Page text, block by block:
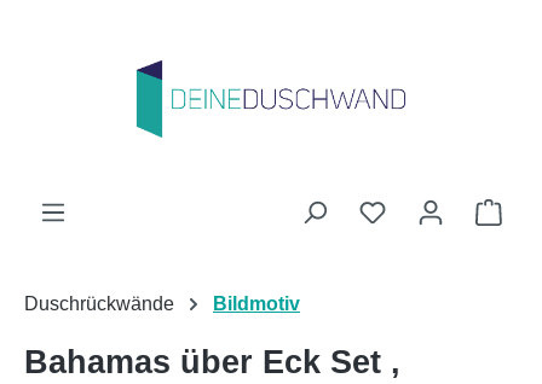
Du hast 0
Duschrückwände Bildmotiv
Bahamas über Eck Set ,